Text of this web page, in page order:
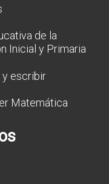
de la
Inicial y Primaria
y escribir
Matemática